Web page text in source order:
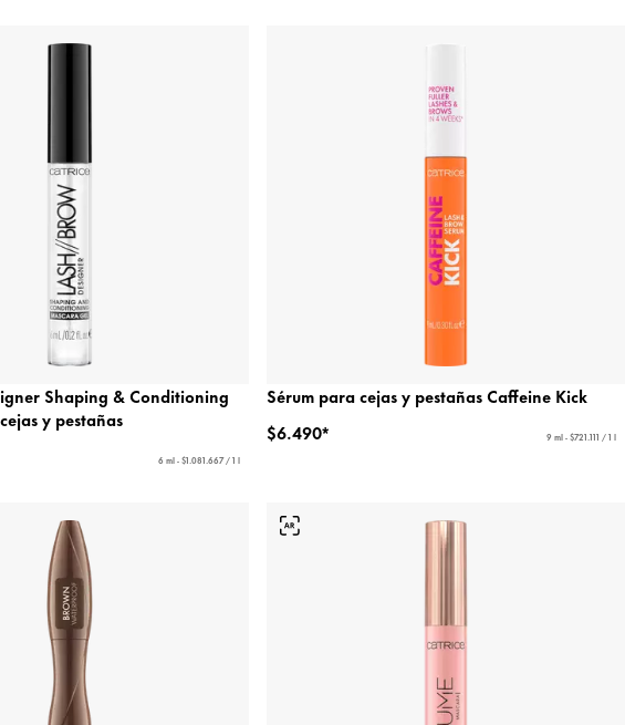
Shaping & Conditioning
y pestañas
6 ml - $1.081.667 / 1 l
Sérum para cejas y pestañas Caffeine Kick
$6.490*
9 ml - $721.111 / 1 l